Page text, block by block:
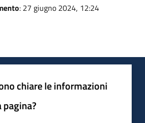
: 27 giugno 2024, 12:24
chiare le informazioni
pagina?